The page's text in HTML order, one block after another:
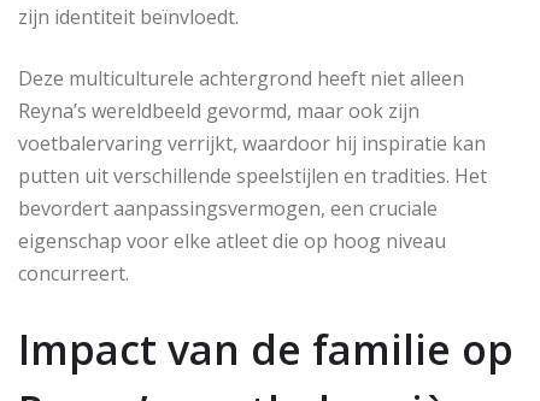
zijn identiteit beïnvloedt.
Deze multiculturele achtergrond heeft niet alleen
Reyna’s wereldbeeld gevormd, maar ook zijn
voetbalervaring verrijkt, waardoor hij inspiratie kan
putten uit verschillende speelstijlen en tradities. Het
bevordert aanpassingsvermogen, een cruciale
eigenschap voor elke atleet die op hoog niveau
concurreert.
Impact van de familie op